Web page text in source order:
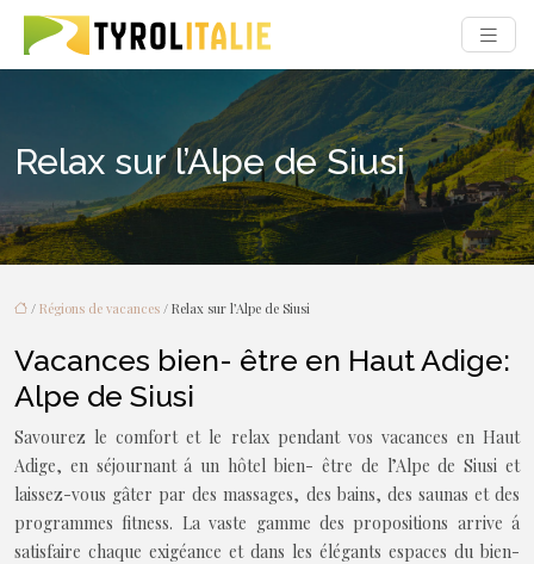
Relax sur l’Alpe de Siusi
/ Régions de vacances / Relax sur l’Alpe de Siusi
Vacances bien- être en Haut Adige:
Alpe de Siusi
Savourez le comfort et le relax pendant vos vacances en Haut
Adige, en séjournant á un hôtel bien- être de l’Alpe de Siusi et
laissez-vous gâter par des massages, des bains, des saunas et des
programmes fitness. La vaste gamme des propositions arrive á
satisfaire chaque exigéance et dans les élégants espaces du bien-